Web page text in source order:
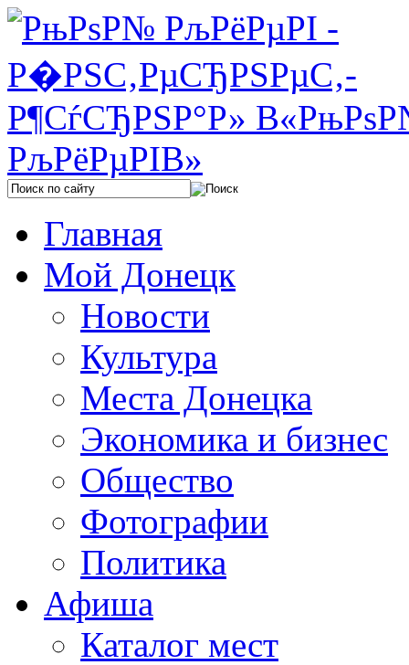
Главная
Мой Донецк
Новости
Культура
Места Донецка
Экономика и бизнес
Общество
Фотографии
Политика
Афиша
Каталог мест